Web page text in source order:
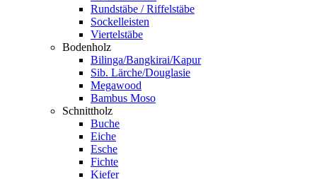
Rundstäbe / Riffelstäbe
Sockelleisten
Viertelstäbe
Bodenholz
Bilinga/Bangkirai/Kapur
Sib. Lärche/Douglasie
Megawood
Bambus Moso
Schnittholz
Buche
Eiche
Esche
Fichte
Kiefer